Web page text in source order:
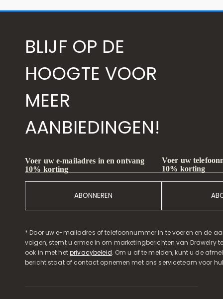
BLIJF OP DE
HOOGTE VOOR
MEER
AANBIEDINGEN!
Voer uw e-mailadres in en ontvang
10% korting
ABONNEREN
Voer uw
10% korting
* Door uw e-mailadres of telefoonnummer in te voeren en de
volgen, stemt u ermee in om marketingberichten van Drawelry
ook in met hetprivacybeleid. Om u af te melden, kunt u de
bericht staat of contact opnemen met ons serviceteam voor